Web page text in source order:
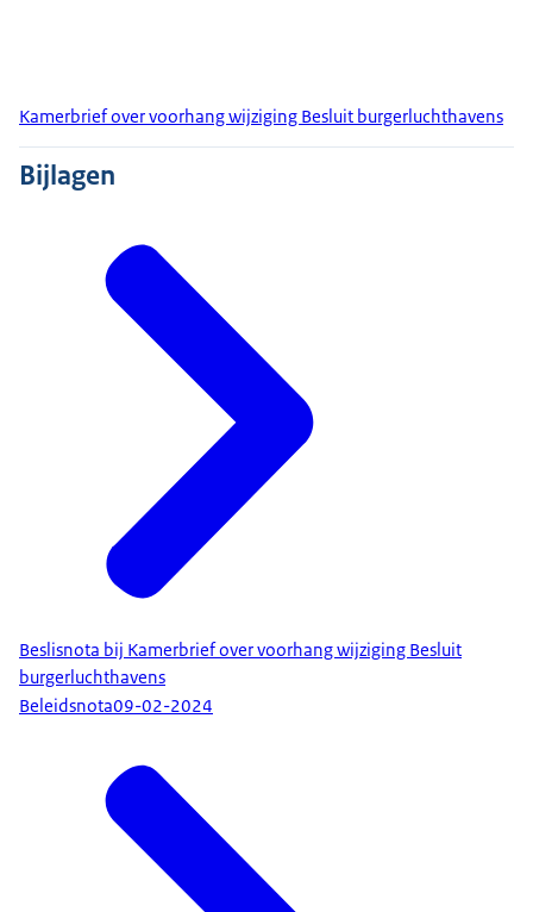
Kamerbrief over voorhang wijziging Besluit burgerluchthavens
Bijlagen
Beslisnota bij Kamerbrief over voorhang wijziging Besluit
burgerluchthavens
Beleidsnota09-02-2024